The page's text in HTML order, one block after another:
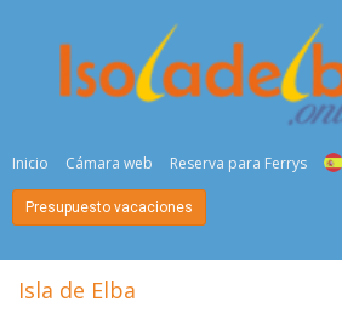
Inicio Cámara web Reserva para Ferrys
Presupuesto vacaciones
Isla de Elba